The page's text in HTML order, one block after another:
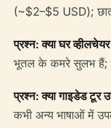
(~$2–$5 USD);
प्रश्न: क्या घर
भूतल के कमरे सुलभ हैं;
प्रश्न: क्या गाइडेड टूर
कभी अन्य भाषाओं में